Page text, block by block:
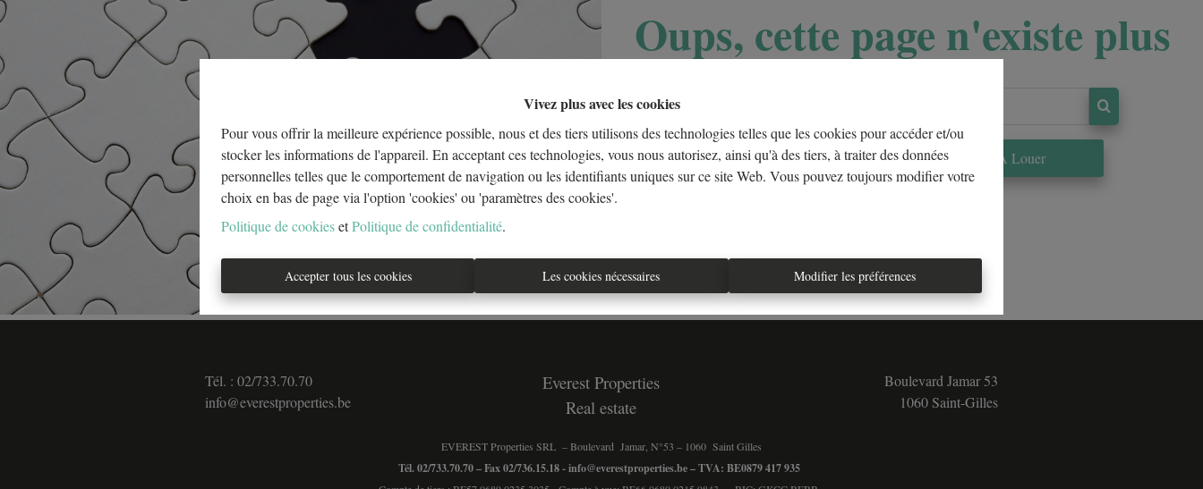
Vivez plus avec les cookies
Pour vous offrir la meilleure expérience possible, nous et des tiers utilisons des technologies telles que les cookies pour accéder et/ou
stocker les informations de l'appareil. En acceptant ces technologies, vous nous autorisez, ainsi qu'à des tiers, à traiter des données
personnelles telles que le comportement de navigation ou les identifiants uniques sur ce site Web. Vous pouvez toujours modifier votre
choix en bas de page via l'option 'cookies' ou 'paramètres des cookies'.
Politique de cookiesetPolitique de confidentialité.
Accepter tous les cookies Les cookies nécessaires Modifier les préférences
Oups, cette page n'existe plus
À Vendre À Louer
Tél. : 02/733.70.70
info@everestproperties.be
Everest Properties
Real estate
Boulevard Jamar 53
1060 Saint-Gilles
EVEREST Properties SRL – Boulevard Jamar, N°53 – 1060 Saint Gilles
Tél. 02/733.70.70 – Fax 02/736.15.18 -info@everestproperties.be– TVA: BE0879 417 935